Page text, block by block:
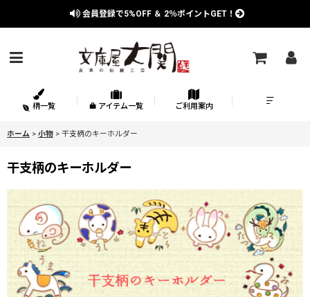
会員登録で5%OFF ＆ 2％ポイントGET！
柄一覧 アイテム一覧 ご利用案内
ホーム > 小物 > 干支柄のキーホルダー
干支柄のキーホルダー